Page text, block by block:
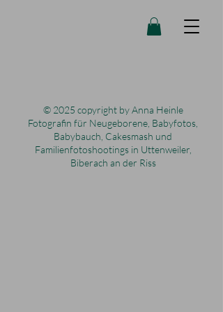
© 2025 copyright by Anna Heinle
Fotografin für Neugeborene, Babyfotos,
Babybauch, Cakesmash und
Familienfotoshootings in Uttenweiler,
Biberach an der Riss